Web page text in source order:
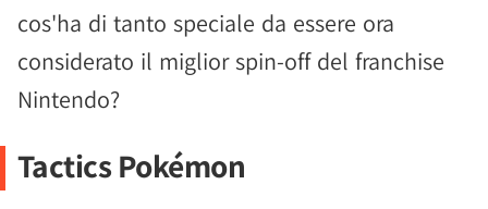
cos'ha di tanto speciale da essere ora
considerato il miglior spin-off del franchise
Nintendo?
Tactics Pokémon